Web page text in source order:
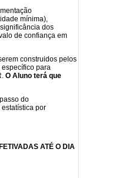
mínima),
dos
de confiança em
construidos pelos
específico para
O Aluno terá que
do
por
ATÉ O DIA